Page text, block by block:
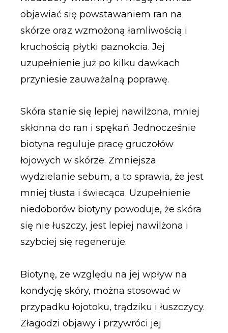
objawiać się powstawaniem ran na
skórze oraz wzmożoną łamliwością i
kruchością płytki paznokcia. Jej
uzupełnienie już po kilku dawkach
przyniesie zauważalną poprawę.
Skóra stanie się lepiej nawilżona, mniej
skłonna do ran i spękań. Jednocześnie
biotyna reguluje pracę gruczołów
łojowych w skórze. Zmniejsza
wydzielanie sebum, a to sprawia, że jest
mniej tłusta i świecąca. Uzupełnienie
niedoborów biotyny powoduje, że skóra
się nie łuszczy, jest lepiej nawilżona i
szybciej się regeneruje.
Biotynę, ze względu na jej wpływ na
kondycję skóry, można stosować w
przypadku łojotoku, trądziku i łuszczycy.
Złagodzi objawy i przywróci jej